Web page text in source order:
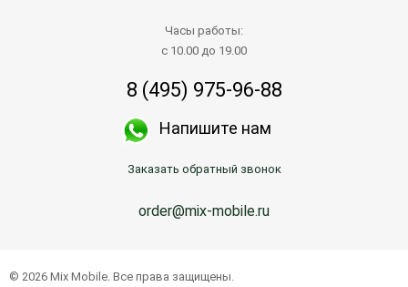
Часы работы:
с 10.00 до 19.00
8 (495) 975-96-88
Напишите нам
Заказать обратный звонок
order@mix-mobile.ru
© 2026 Mix Mobile. Все права защищены.